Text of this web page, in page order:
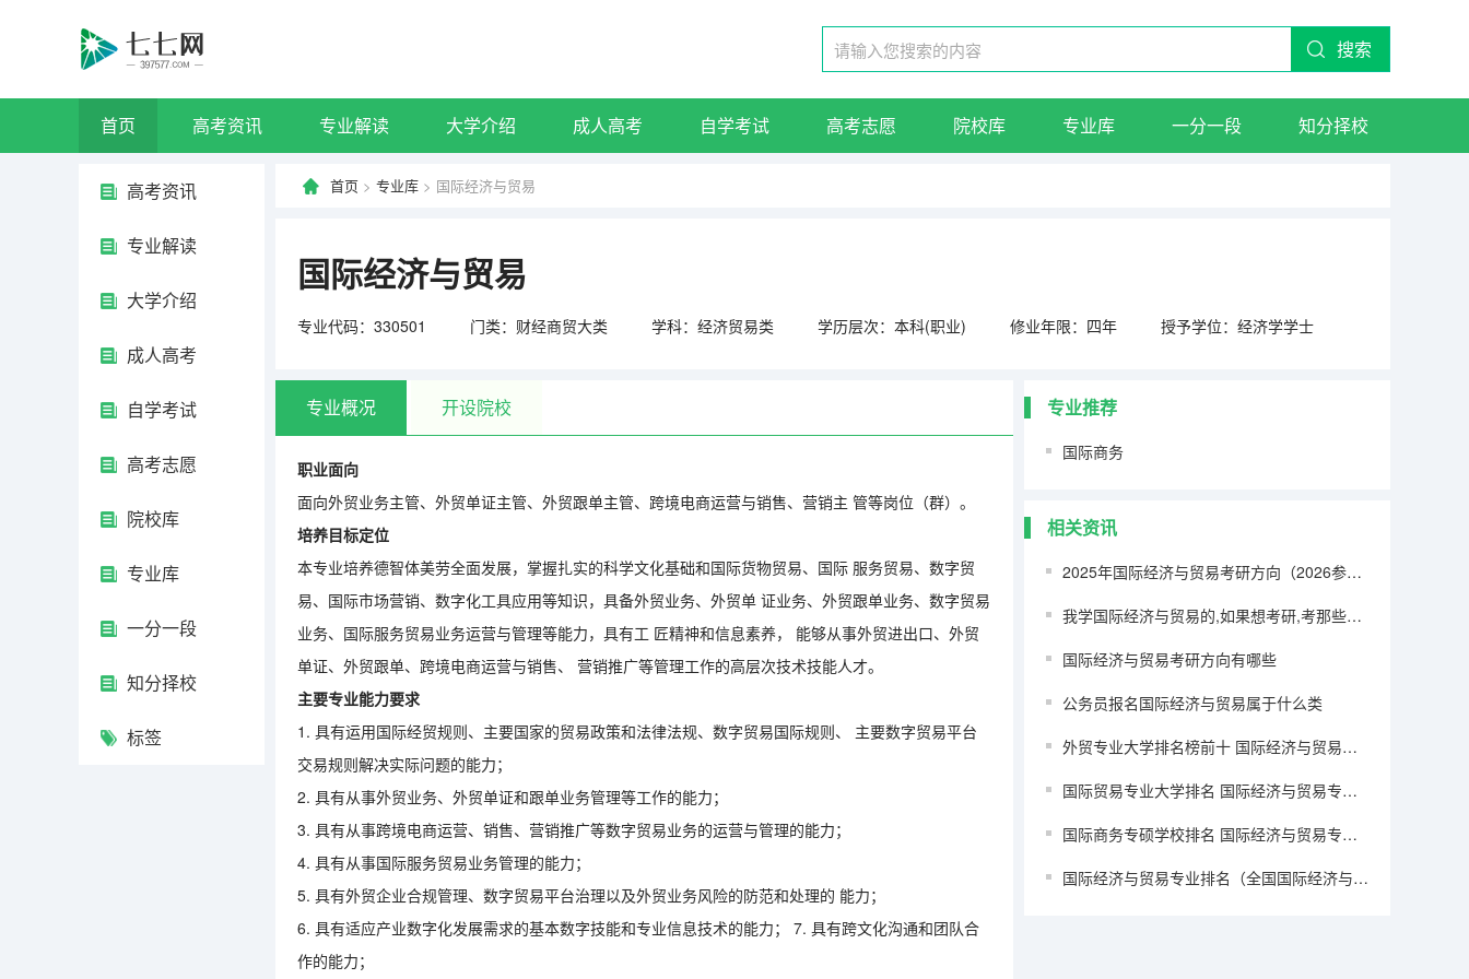
搜索
首页 高考资讯 专业解读 大学介绍 成人高考 自学考试 高考志愿 院校库 专业库 一分一段 知分择校
高考资讯
专业解读
大学介绍
成人高考
自学考试
高考志愿
院校库
专业库
一分一段
知分择校
标签
首页 > 专业库 > 国际经济与贸易
国际经济与贸易
专业代码：330501 门类：财经商贸大类 学科：经济贸易类 学历层次：本科(职业) 修业年限：四年 授予学位：经济学学士
专业概况 开设院校
职业面向
面向外贸业务主管、外贸单证主管、外贸跟单主管、跨境电商运营与销售、营销主 管等岗位（群）。
培养目标定位
本专业培养德智体美劳全面发展，掌握扎实的科学文化基础和国际货物贸易、国际 服务贸易、数字贸
易、国际市场营销、数字化工具应用等知识，具备外贸业务、外贸单 证业务、外贸跟单业务、数字贸易
业务、国际服务贸易业务运营与管理等能力，具有工 匠精神和信息素养， 能够从事外贸进出口、外贸
单证、外贸跟单、跨境电商运营与销售、 营销推广等管理工作的高层次技术技能人才。
主要专业能力要求
1. 具有运用国际经贸规则、主要国家的贸易政策和法律法规、数字贸易国际规则、 主要数字贸易平台
交易规则解决实际问题的能力；
2. 具有从事外贸业务、外贸单证和跟单业务管理等工作的能力；
3. 具有从事跨境电商运营、销售、营销推广等数字贸易业务的运营与管理的能力；
4. 具有从事国际服务贸易业务管理的能力；
5. 具有外贸企业合规管理、数字贸易平台治理以及外贸业务风险的防范和处理的 能力；
6. 具有适应产业数字化发展需求的基本数字技能和专业信息技术的能力； 7. 具有跨文化沟通和团队合
作的能力；
专业推荐
国际商务
相关资讯
2025年国际经济与贸易考研方向（2026参考）
我学国际经济与贸易的,如果想考研,考那些学校比较好列?（国贸专业考研院校排名）
国际经济与贸易考研方向有哪些
公务员报名国际经济与贸易属于什么类
外贸专业大学排名榜前十 国际经济与贸易大学排名
国际贸易专业大学排名 国际经济与贸易专业学校排名
国际商务专硕学校排名 国际经济与贸易专业学校排名
国际经济与贸易专业排名（全国国际经济与贸易专业排名）（教育学专业排名）